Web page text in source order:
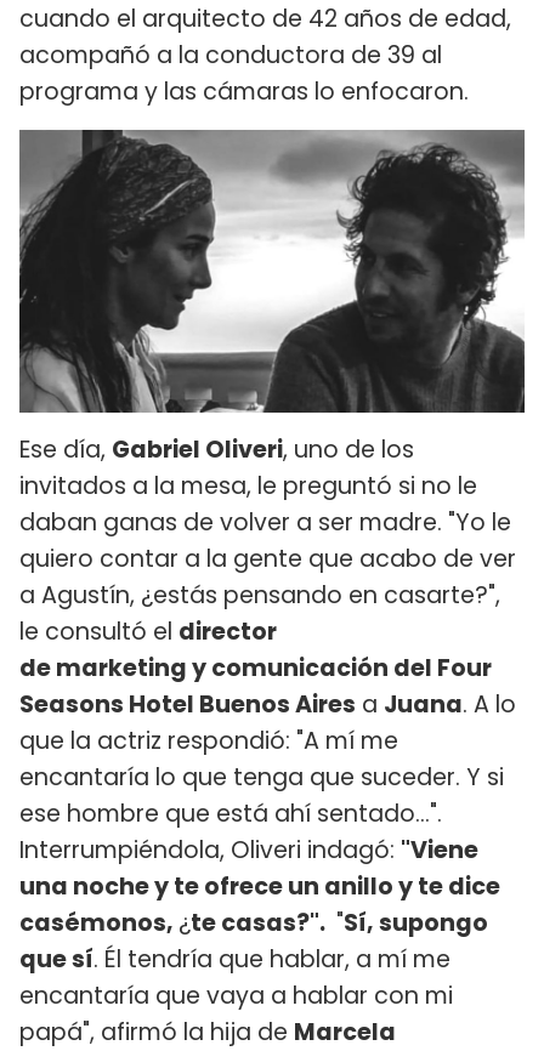
cuando el arquitecto de 42 años de edad,
acompañó a la conductora de 39 al
programa y las cámaras lo enfocaron.
Ese día, Gabriel Oliveri, uno de los
invitados a la mesa, le preguntó si no le
daban ganas de volver a ser madre. "Yo le
quiero contar a la gente que acabo de ver
a Agustín, ¿estás pensando en casarte?",
le consultó el director
de marketing y comunicación del Four
Seasons Hotel Buenos Aires a Juana. A lo
que la actriz respondió: "A mí me
encantaría lo que tenga que suceder. Y si
ese hombre que está ahí sentado...".
Interrumpiéndola, Oliveri indagó: "Viene
una noche y te ofrece un anillo y te dice
casémonos, ¿te casas?". "Sí, supongo
que sí. Él tendría que hablar, a mí me
encantaría que vaya a hablar con mi
papá", afirmó la hija de Marcela